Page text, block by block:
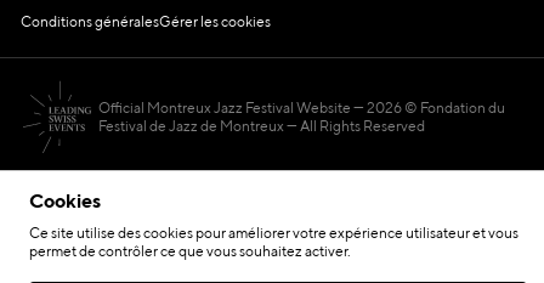
Cookies
Ce site utilise des cookies pour améliorer votre expérience utilisateur et vous
permet de contrôler ce que vous souhaitez activer.
Conditions généralesGérer les cookies
Official Montreux Jazz Festival Website
2026 © Fondation du
Festival de Jazz de Montreux — All Rights Reserved